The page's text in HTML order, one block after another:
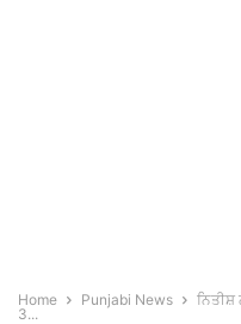
Home Punjabi News
3...